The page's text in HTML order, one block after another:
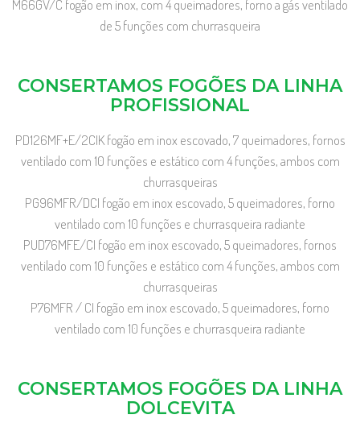
M66GV/C fogão em inox, com 4 queimadores, forno a gás ventilado
de 5 funções com churrasqueira
CONSERTAMOS FOGÕES DA LINHA
PROFISSIONAL
PD126MF+E/2CIK fogão em inox escovado, 7 queimadores, fornos
ventilado com 10 funções e estático com 4 funções, ambos com
churrasqueiras
PG96MFR/DCI fogão em inox escovado, 5 queimadores, forno
ventilado com 10 funções e churrasqueira radiante
PUD76MFE/CI fogão em inox escovado, 5 queimadores, fornos
ventilado com 10 funções e estático com 4 funções, ambos com
churrasqueiras
P76MFR / CI fogão em inox escovado, 5 queimadores, forno
ventilado com 10 funções e churrasqueira radiante
CONSERTAMOS FOGÕES DA LINHA
DOLCEVITA